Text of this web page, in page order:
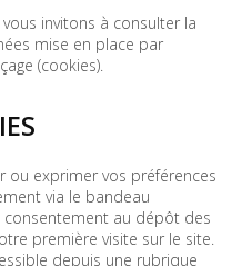
invitons à consulter la
mise en place par
(cookies).
ou exprimer vos préférences
via le bandeau
consentement au dépôt des
première visite sur le site.
depuis une rubrique